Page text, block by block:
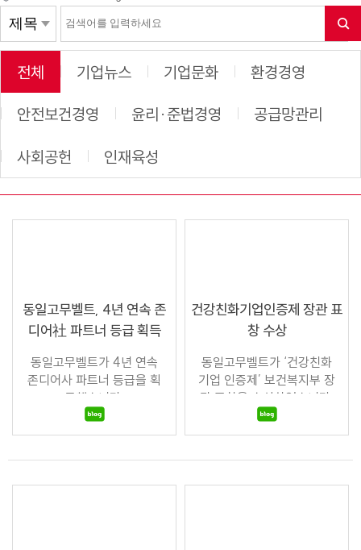
전체 기업뉴스 기업문화 환경경영
안전보건경영 윤리·준법경영 공급망관리
사회공헌 인재육성
동일고무벨트, 4년 연속 존
디어社 파트너 등급 획득
동일고무벨트가 4년 연속
존디어사 파트너 등급을 획
득했습니다.
건강친화기업인증제 장관 표
창 수상
동일고무벨트가 ‘건강친화
기업 인증제’ 보건복지부 장
관 표창을 수상하였습니다.